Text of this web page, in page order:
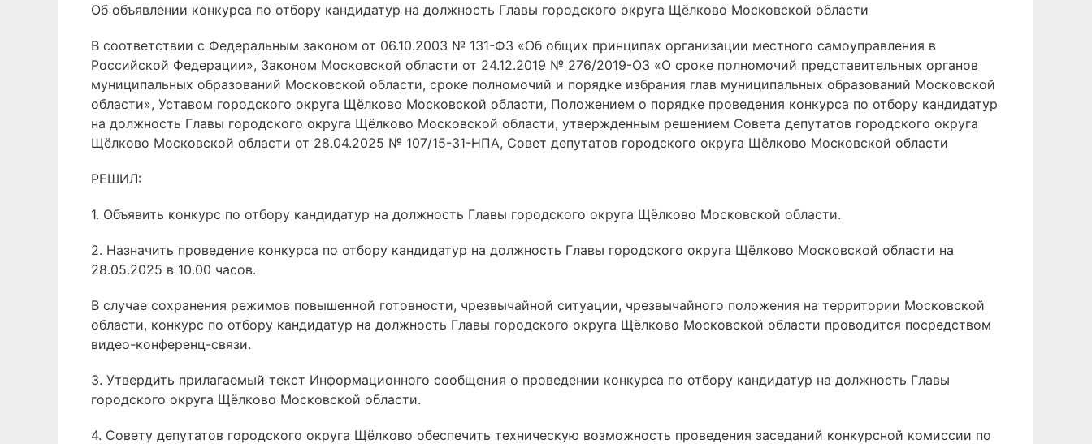
Об объявлении конкурса по отбору кандидатур на должность Главы городского округа Щёлково Московской области
В соответствии с Федеральным законом от 06.10.2003 № 131-ФЗ «Об общих принципах организации местного самоуправления в
Российской Федерации», Законом Московской области от 24.12.2019 № 276/2019-ОЗ «О сроке полномочий представительных органов
муниципальных образований Московской области, сроке полномочий и порядке избрания глав муниципальных образований Московской
области», Уставом городского округа Щёлково Московской области, Положением о порядке проведения конкурса по отбору кандидатур
на должность Главы городского округа Щёлково Московской области, утвержденным решением Совета депутатов городского округа
Щёлково Московской области от 28.04.2025 № 107/15-31-НПА, Совет депутатов городского округа Щёлково Московской области
РЕШИЛ:
1. Объявить конкурс по отбору кандидатур на должность Главы городского округа Щёлково Московской области.
2. Назначить проведение конкурса по отбору кандидатур на должность Главы городского округа Щёлково Московской области на
28.05.2025 в 10.00 часов.
В случае сохранения режимов повышенной готовности, чрезвычайной ситуации, чрезвычайного положения на территории Московской
области, конкурс по отбору кандидатур на должность Главы городского округа Щёлково Московской области проводится посредством
видео-конференц-связи.
3. Утвердить прилагаемый текст Информационного сообщения о проведении конкурса по отбору кандидатур на должность Главы
городского округа Щёлково Московской области.
4. Совету депутатов городского округа Щёлково обеспечить техническую возможность проведения заседаний конкурсной комиссии по